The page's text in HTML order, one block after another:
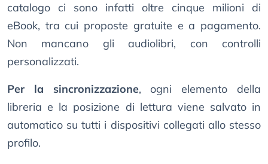
catalogo ci sono infatti oltre cinque milioni di
eBook, tra cui proposte gratuite e a pagamento.
Non mancano gli audiolibri, con controlli
personalizzati.
Per la sincronizzazione, ogni elemento della
libreria e la posizione di lettura viene salvato in
automatico su tutti i dispositivi collegati allo stesso
profilo.